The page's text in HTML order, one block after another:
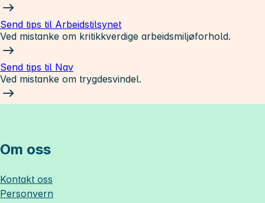
Send tips til Arbeidstilsynet
Ved mistanke om kritikkverdige arbeidsmiljøforhold.
Send tips til Nav
Ved mistanke om trygdesvindel.
Om oss
Kontakt oss
Personvern